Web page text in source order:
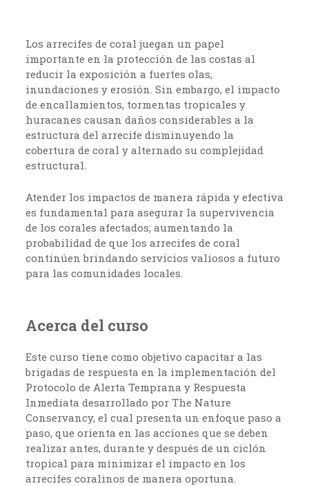
Los arrecifes de coral juegan un papel
importante en la protección de las costas al
reducir la exposición a fuertes olas,
inundaciones y erosión. Sin embargo, el impacto
de encallamientos, tormentas tropicales y
huracanes causan daños considerables a la
estructura del arrecife disminuyendo la
cobertura de coral y alternado su complejidad
estructural.
Atender los impactos de manera rápida y efectiva
es fundamental para asegurar la supervivencia
de los corales afectados; aumentando la
probabilidad de que los arrecifes de coral
continúen brindando servicios valiosos a futuro
para las comunidades locales.
Acerca del curso
Este curso tiene como objetivo capacitar a las
brigadas de respuesta en la implementación del
Protocolo de Alerta Temprana y Respuesta
Inmediata desarrollado por The Nature
Conservancy, el cual presenta un enfoque paso a
paso, que orienta en las acciones que se deben
realizar antes, durante y después de un ciclón
tropical para minimizar el impacto en los
arrecifes coralinos de manera oportuna.